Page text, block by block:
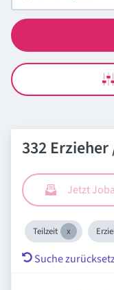
332
Jetzt
Teilzeit
Suche